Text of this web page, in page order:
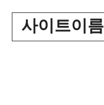
content사이트이름